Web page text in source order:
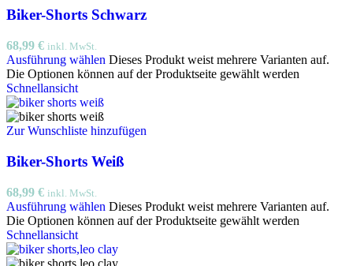
Biker-Shorts Schwarz
68,99 € inkl. MwSt.
Ausführung wählen Dieses Produkt weist mehrere Varianten auf.
Die Optionen können auf der Produktseite gewählt werden
Schnellansicht
Zur Wunschliste hinzufügen
Biker-Shorts Weiß
68,99 € inkl. MwSt.
Ausführung wählen Dieses Produkt weist mehrere Varianten auf.
Die Optionen können auf der Produktseite gewählt werden
Schnellansicht